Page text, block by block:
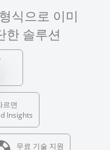
식으로 이미
한 솔루션
르면
Insights
무료 기술 지원